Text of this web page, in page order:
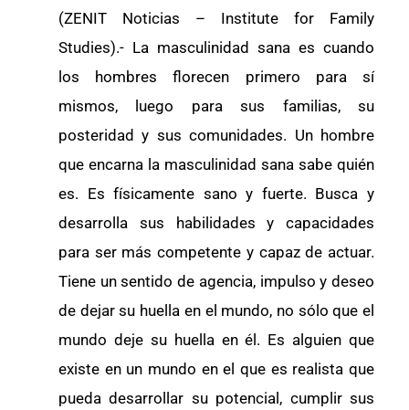
(ZENIT Noticias – Institute for Family
Studies).- La masculinidad sana es cuando
los hombres florecen primero para sí
mismos, luego para sus familias, su
posteridad y sus comunidades. Un hombre
que encarna la masculinidad sana sabe quién
es. Es físicamente sano y fuerte. Busca y
desarrolla sus habilidades y capacidades
para ser más competente y capaz de actuar.
Tiene un sentido de agencia, impulso y deseo
de dejar su huella en el mundo, no sólo que el
mundo deje su huella en él. Es alguien que
existe en un mundo en el que es realista que
pueda desarrollar su potencial, cumplir sus